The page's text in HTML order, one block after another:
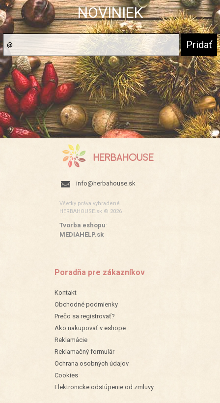
NOVINIEK
info@herbahouse.sk
Všetky práva vyhradené.
HERBAHOUSE.sk © 2026
Tvorba eshopu:
MEDIAHELP.sk
Poradňa pre zákazníkov
Kontakt
Obchodné podmienky
Prečo sa registrovať?
Ako nakupovať v eshope
Reklamácie
Reklamačný formulár
Ochrana osobných údajov
Cookies
Elektronicke odstúpenie od zmluvy